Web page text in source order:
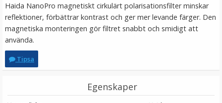
JJC Motljusskydd för Canon EF 135mm f/2L USM &
179 kr
Haida NanoPro magnetiskt cirkulärt polarisationsfilter minskar
reflektioner, förbättrar kontrast och ger mer levande färger. Den
magnetiska monteringen gör filtret snabbt och smidigt att
använda.
Tipsa
Egenskaper